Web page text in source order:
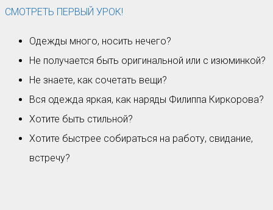
СМОТРЕТЬ ПЕРВЫЙ УРОК!
Одежды много, носить нечего?
Не получается быть оригинальной или с изюминкой?
Не знаете, как сочетать вещи?
Вся одежда яркая, как наряды Филиппа Киркорова?
Хотите быть стильной?
Хотите быстрее собираться на работу, свидание,
встречу?